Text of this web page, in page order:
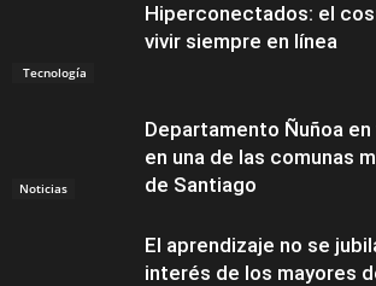
Tecnología
Hiperconectados: el
vivir siempre en línea
Noticias
Departamento Ñuñoa
en una de las comunas
de Santiago
El aprendizaje no se
interés de los mayores